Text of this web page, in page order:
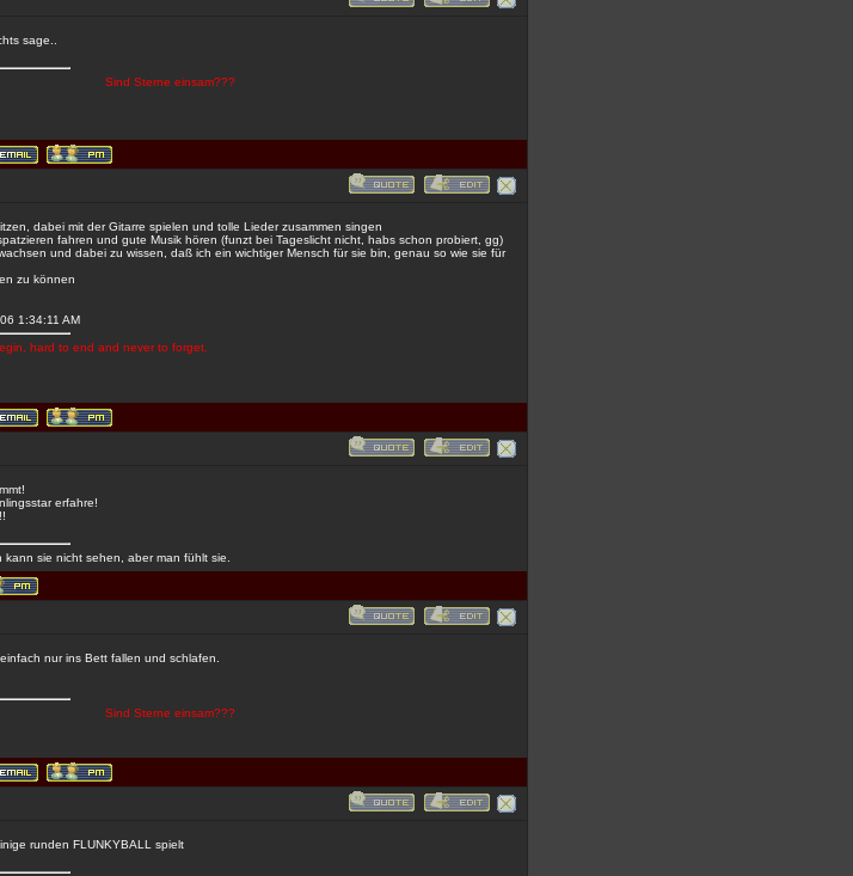
sage..
Sind Sterne einsam???
dabei mit der Gitarre spielen und tolle Lieder zusammen singen
fahren und gute Musik hören (funzt bei Tageslicht nicht, habs schon probiert, gg)
und dabei zu wissen, daß ich ein wichtiger Mensch für sie bin, genau so wie sie für
zu können
1:34:11 AM
hard to end and never to forget.
erfahre!
sie nicht sehen, aber man fühlt sie.
nur ins Bett fallen und schlafen.
Sind Sterne einsam???
runden FLUNKYBALL spielt